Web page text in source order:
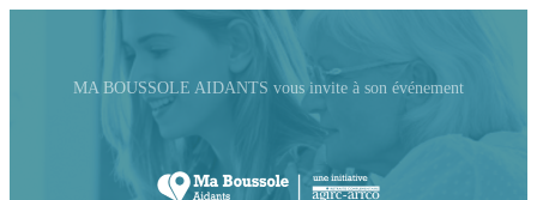
MA BOUSSOLE AIDANTS vous invite à son événement